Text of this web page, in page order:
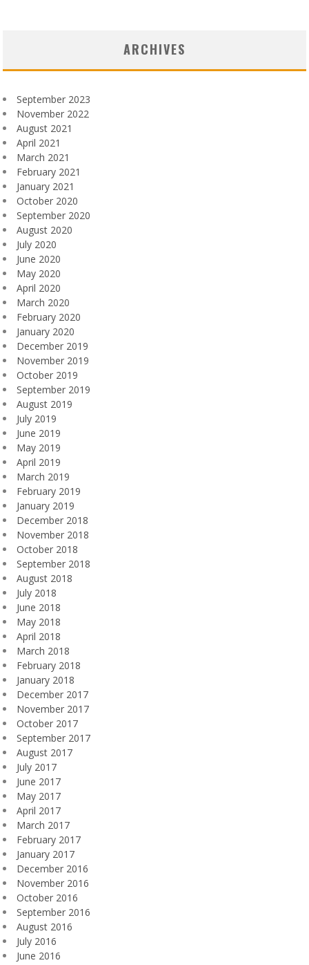
ARCHIVES
September 2023
November 2022
August 2021
April 2021
March 2021
February 2021
January 2021
October 2020
September 2020
August 2020
July 2020
June 2020
May 2020
April 2020
March 2020
February 2020
January 2020
December 2019
November 2019
October 2019
September 2019
August 2019
July 2019
June 2019
May 2019
April 2019
March 2019
February 2019
January 2019
December 2018
November 2018
October 2018
September 2018
August 2018
July 2018
June 2018
May 2018
April 2018
March 2018
February 2018
January 2018
December 2017
November 2017
October 2017
September 2017
August 2017
July 2017
June 2017
May 2017
April 2017
March 2017
February 2017
January 2017
December 2016
November 2016
October 2016
September 2016
August 2016
July 2016
June 2016